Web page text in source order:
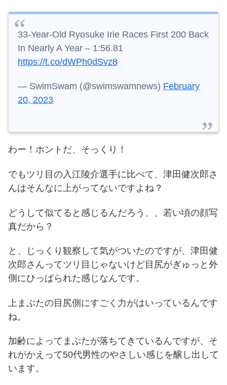
33-Year-Old Ryosuke Irie Races First 200 Back
In Nearly A Year – 1:56.81
https://t.co/dWPh0dSvz8
— SwimSwam (@swimswamnews) February
20, 2023
わー！ホントだ、そっくり！
でもツリ目の入江陵介選手に比べて、津田健次郎さ
んはそんなに上がってないですよね？
どうして似てると感じるんだろう、、若い頃の顔写
真だから？
と、じっくり観察して気がついたのですが、津田健
次郎さんってツリ目じゃないけど目尻がぎゅっと外
側にひっぱられた感じなんです。
上まぶたの目尻側にすごく力がはいっているんです
ね。
加齢によってまぶたが落ちてきているんですが、そ
れがかえって50代男性のやさしい感じを醸し出して
います。